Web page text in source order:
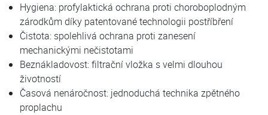
Hygiena: profylaktická ochrana proti choroboplodným
zárodkům díky patentované technologii postříbření
Čistota: spolehlivá ochrana proti zanesení
mechanickými nečistotami
Beznákladovost: filtrační vložka s velmi dlouhou
životností
Časová nenáročnost: jednoduchá technika zpětného
proplachu